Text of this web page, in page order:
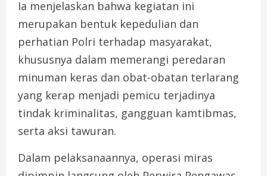
Ia menjelaskan bahwa kegiatan ini
merupakan bentuk kepedulian dan
perhatian Polri terhadap masyarakat,
khususnya dalam memerangi peredaran
minuman keras dan obat-obatan terlarang
yang kerap menjadi pemicu terjadinya
tindak kriminalitas, gangguan kamtibmas,
serta aksi tawuran.
Dalam pelaksanaannya, operasi miras